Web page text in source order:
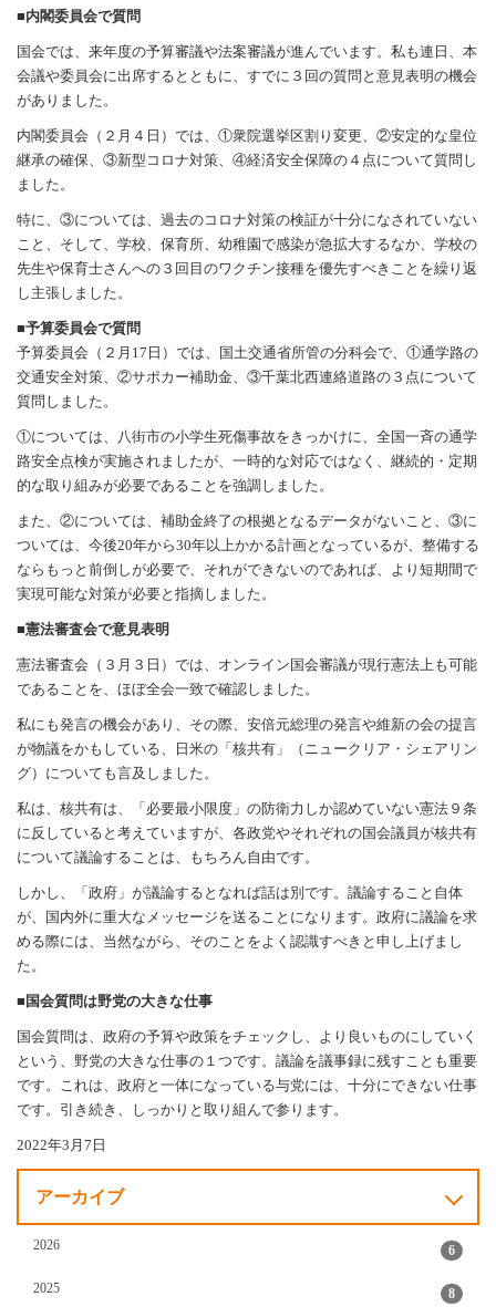
■内閣委員会で質問
国会では、来年度の予算審議や法案審議が進んでいます。私も連日、本
会議や委員会に出席するとともに、すでに３回の質問と意見表明の機会
がありました。
内閣委員会（２月４日）では、①衆院選挙区割り変更、②安定的な皇位
継承の確保、③新型コロナ対策、④経済安全保障の４点について質問し
ました。
特に、③については、過去のコロナ対策の検証が十分になされていない
こと、そして、学校、保育所、幼稚園で感染が急拡大するなか、学校の
先生や保育士さんへの３回目のワクチン接種を優先すべきことを繰り返
し主張しました。
■予算委員会で質問
予算委員会（２月17日）では、国土交通省所管の分科会で、①通学路の
交通安全対策、②サポカー補助金、③千葉北西連絡道路の３点について
質問しました。
①については、八街市の小学生死傷事故をきっかけに、全国一斉の通学
路安全点検が実施されましたが、一時的な対応ではなく、継続的・定期
的な取り組みが必要であることを強調しました。
また、②については、補助金終了の根拠となるデータがないこと、③に
ついては、今後20年から30年以上かかる計画となっているが、整備する
ならもっと前倒しが必要で、それができないのであれば、より短期間で
実現可能な対策が必要と指摘しました。
■憲法審査会で意見表明
憲法審査会（３月３日）では、オンライン国会審議が現行憲法上も可能
であることを、ほぼ全会一致で確認しました。
私にも発言の機会があり、その際、安倍元総理の発言や維新の会の提言
が物議をかもしている、日米の「核共有」（ニュークリア・シェアリン
グ）についても言及しました。
私は、核共有は、「必要最小限度」の防衛力しか認めていない憲法９条
に反していると考えていますが、各政党やそれぞれの国会議員が核共有
について議論することは、もちろん自由です。
しかし、「政府」が議論するとなれば話は別です。議論すること自体
が、国内外に重大なメッセージを送ることになります。政府に議論を求
める際には、当然ながら、そのことをよく認識すべきと申し上げまし
た。
■国会質問は野党の大きな仕事
国会質問は、政府の予算や政策をチェックし、より良いものにしていく
という、野党の大きな仕事の１つです。議論を議事録に残すことも重要
です。これは、政府と一体になっている与党には、十分にできない仕事
です。引き続き、しっかりと取り組んで参ります。
2022年3月7日
アーカイブ
2026 6
2025 8